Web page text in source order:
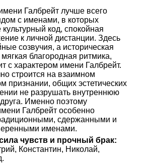
Галбрейт лучше всего
с именами, в которых
код, спокойная
к личной дистанции. Здесь
созвучия, а историческая
благородная ритмика,
с характером имени Галбрейт.
строится на взаимном
признании, общих эстетических
не разрушать внутреннюю
Именно поэтому
Галбрейт особенно
сдержанными и
именами.
чувств и прочный брак:
Константин, Николай,